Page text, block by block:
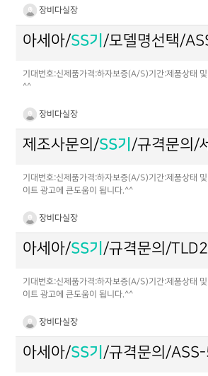
장비다실장
아세아/SS기 /모델명선택/
기대번호:신제품가격:하자보증(A/S)기간:제품상태
^^
장비다실장
제조사문의/SS기 /규격문의/
기대번호:신제품가격:하자보증(A/S)기간:제품상태
이트 광고에 큰도움이 됩니다.^^
장비다실장
아세아/SS기 /규격문의/
기대번호:신제품가격:하자보증(A/S)기간:제품상태
이트 광고에 큰도움이 됩니다.^^
장비다실장
아세아/SS기 /규격문의/